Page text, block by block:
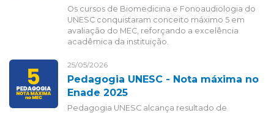
Os cursos de Biomedicina e Fonoaudiologia do
UNESC conquistaram conceito máximo 5 em
avaliação do MEC, reforçando a excelência
acadêmica da instituição.
25/05/2026
Pedagogia UNESC - Nota máxima no
Enade 2025
Pedagogia UNESC alcança resultado de